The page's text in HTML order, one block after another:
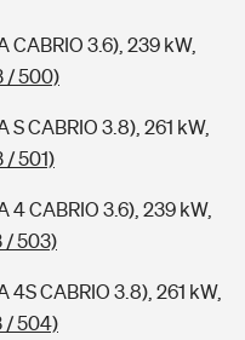
CABRIO 3.6), 239 kW,
/ 500)
S CABRIO 3.8), 261 kW,
/ 501)
4 CABRIO 3.6), 239 kW,
/ 503)
4S CABRIO 3.8), 261 kW,
/ 504)